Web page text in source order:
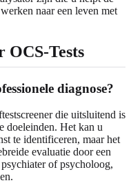
naar een leven met
OCS-Tests
diagnose?
die uitsluitend is
doeleinden. Het kan u
te identificeren, maar het
evaluatie door een
of psycholoog,